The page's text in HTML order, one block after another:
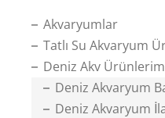
Akvaryumlar
Tatlı Su Akvaryum
Deniz Akv
Deniz Akvaryum
Deniz Akvaryum